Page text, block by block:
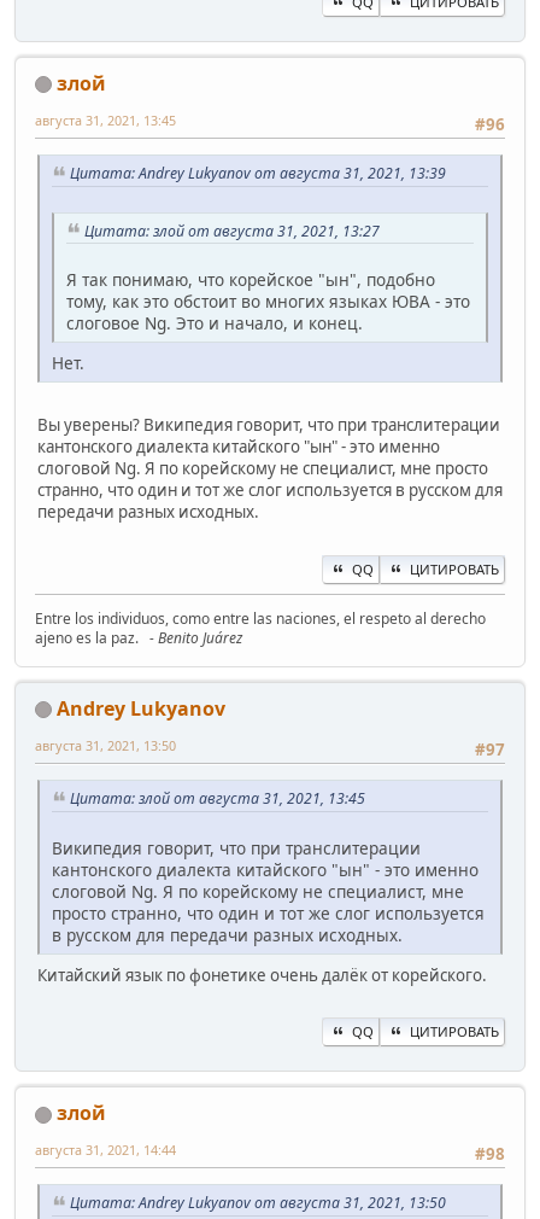
злой
#96
августа 31, 2021, 13:45
Цитата: Andrey Lukyanov от августа 31, 2021, 13:39
Цитата: злой от августа 31, 2021, 13:27
Я так понимаю, что корейское "ын", подобно
тому, как это обстоит во многих языках ЮВА - это
слоговое Ng. Это и начало, и конец.
Нет.
Вы уверены? Википедия говорит, что при транслитерации
кантонского диалекта китайского "ын" - это именно
слоговой Ng. Я по корейскому не специалист, мне просто
странно, что один и тот же слог используется в русском для
передачи разных исходных.
QQ ЦИТИРОВАТЬ
Entre los individuos, como entre las naciones, el respeto al derecho
ajeno es la paz. - Benito Juárez
Andrey Lukyanov
#97
августа 31, 2021, 13:50
Цитата: злой от августа 31, 2021, 13:45
Википедия говорит, что при транслитерации
кантонского диалекта китайского "ын" - это именно
слоговой Ng. Я по корейскому не специалист, мне
просто странно, что один и тот же слог используется
в русском для передачи разных исходных.
Китайский язык по фонетике очень далёк от корейского.
QQ ЦИТИРОВАТЬ
злой
#98
августа 31, 2021, 14:44
Цитата: Andrey Lukyanov от августа 31, 2021, 13:50